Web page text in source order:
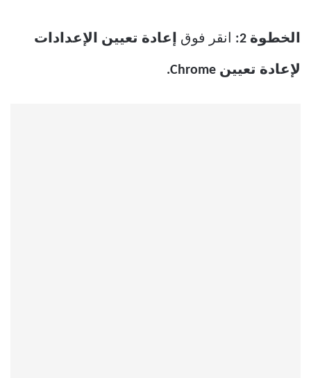
الخطوة 2: انقر فوق إعادة تعيين الإعدادات
لإعادة تعيين Chrome.